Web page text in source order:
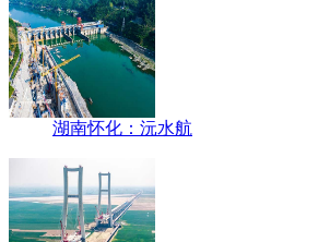
湖南怀化：沅水航